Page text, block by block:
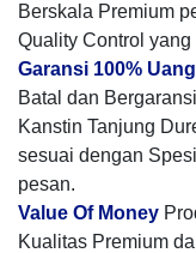
Berskala Premium
Quality Control
Garansi 100%
Batal dan
Kanstin Tanjung
sesuai dengan
pesan.
Value Of Money
Kualitas Premium